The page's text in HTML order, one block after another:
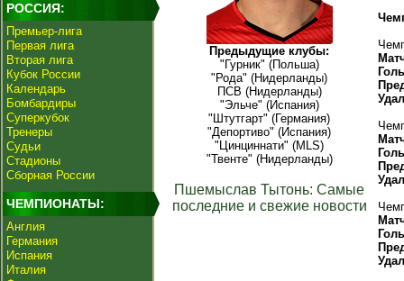
РОССИЯ:
Премьер-лига
Первая лига
Вторая лига
Кубок России
Календарь
Бомбардиры
Суперкубок
Тренеры
Судьи
Стадионы
Сборная России
ЧЕМПИОНАТЫ:
Англия
Германия
Испания
Италия
Предыдущие клубы:
"Гурник" (Польша)
"Рода" (Нидерланды)
ПСВ (Нидерланды)
"Эльче" (Испания)
"Штутгарт" (Германия)
"Депортиво" (Испания)
"Цинциннати" (MLS)
"Твенте" (Нидерланды)
Пшемыслав Тытонь: Самые
последние и свежие новости